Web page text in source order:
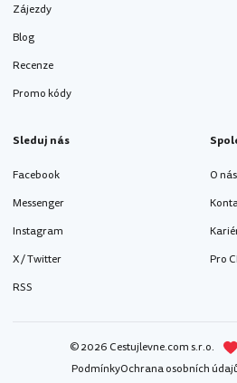
Zájezdy
Blog
Recenze
Promo kódy
Sleduj nás
Facebook
Messenger
Instagram
X / Twitter
RSS
O nás
Pro
© 2026 Cestujlevne.com s.r.o.
PodmínkyOchrana osobních